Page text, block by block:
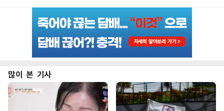
많이 본 기사